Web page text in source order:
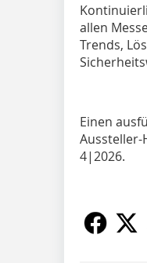
allen
Trends,
Einen
Aussteller-
4|2026.